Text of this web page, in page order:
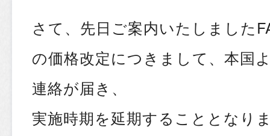
さて、先日ご案内いたしました
の価格改定につきまして、 本国
連絡が届き、
実施時期を延期することとなり